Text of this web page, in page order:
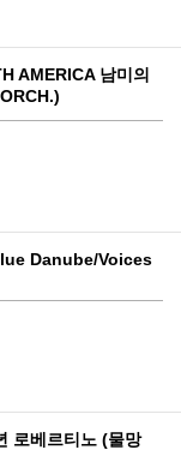
AMERICA 남미의
Danube/Voices
로베르티노 (물망